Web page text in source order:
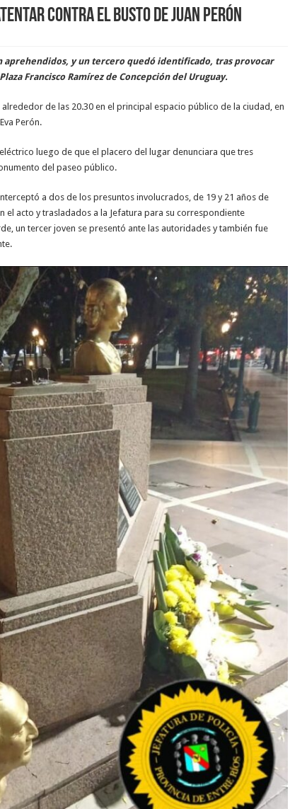
contra el busto de Juan Perón
aprehendidos, y un tercero quedó identificado, tras provocar
Francisco Ramírez de Concepción del Uruguay.
de las 20.30 en el principal espacio público de la ciudad, en
Perón.
luego de que el placero del lugar denunciara que tres
del paseo público.
a dos de los presuntos involucrados, de 19 y 21 años de
el acto y trasladados a la Jefatura para su correspondiente
un tercer joven se presentó ante las autoridades y también fue